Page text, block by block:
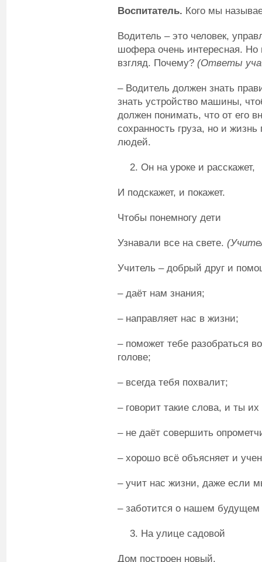
Воспитатель. Кого мы
Водитель – это человек,
шофера очень интересная. Но
взгляд. Почему? (Ответы
– Водитель должен знать
знать устройство машины,
должен понимать, что от его
сохранность груза, но и
людей.
Он на уроке и расскажет,
И подскажет, и покажет.
Чтобы понемногу дети
Узнавали все на свете.
Учитель – добрый друг и
– даёт нам знания;
– направляет нас в жизни;
– поможет тебе разобраться
голове;
– всегда тебя похвалит;
– говорит такие слова, и ты
– не даёт совершить
– хорошо всё объясняет и
– учит нас жизни, даже если
– заботится о нашем
На улице садовой
Дом построен новый.